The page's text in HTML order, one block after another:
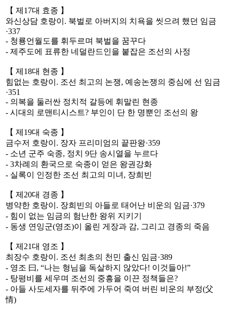
【 제17대 효종 】
와신상담 호랑이. 북벌로 아버지의 치욕을 씻으려 했던 임금
·337
- 청룡언월도를 휘두르며 북벌을 꿈꾸다
- 제주도에 표류한 네덜란드인을 붙잡은 조선의 사정
【 제18대 현종 】
힘없는 호랑이. 조선 최고의 논쟁, 예송논쟁의 중심에 선 임금
·351
- 의복을 둘러싼 정치적 갈등에 휘말린 현종
- 시대의 로맨티시스트? 부인이 단 한 명뿐인 조선의 왕
【 제19대 숙종 】
금수저 호랑이. 장자 프리미엄의 끝판왕·359
- 소년 군주 숙종, 정치 9단 송시열을 누르다
- 3차례의 환국으로 숙종이 얻은 왕권강화
- 실록이 인정한 조선 최고의 미녀, 장희빈
【 제20대 경종 】
병약한 호랑이. 장희빈의 아들로 태어난 비운의 임금·379
- 힘이 없는 임금의 험난한 왕위 지키기
- 동생 연잉군(영조)이 올린 게장과 감, 그리고 경종의 죽음
【 제21대 영조 】
최장수 호랑이. 조선 최초의 천민 출신 임금·389
- 영조 曰, “나는 형님을 독살하지 않았다! 이것들아!”
- 탕평비를 세우며 조선의 중흥을 이끈 정책들은?
- 아들 사도세자를 뒤주에 가두어 죽여 버린 비운의 부정(父
情)